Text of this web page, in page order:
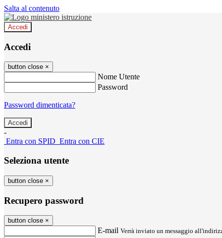
Salta al contenuto
Accedi
Accedi
button close ×
Nome Utente
Password
Password dimenticata?
-
Entra con SPID Entra con CIE
Seleziona utente
button close ×
Recupero password
button close ×
E-mail Verrà inviato un messaggio